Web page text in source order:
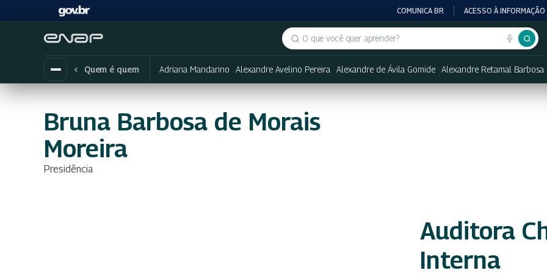
COMUNICA BR ACESSO À INFORMAÇÃO
Buscar no portal
Quem é quem Adriana Mandarino Alexandre Avelino Pereira Alexandre de Ávila Gomide Alexandre Retamal Barbosa
Bruna Barbosa de Morais
Moreira
Presidência
Auditora
Interna